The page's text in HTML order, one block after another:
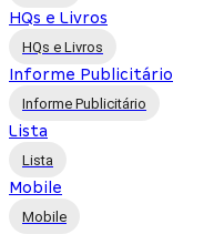
HQs e Livros
HQs e Livros
Informe Publicitário
Informe Publicitário
Lista
Lista
Mobile
Mobile